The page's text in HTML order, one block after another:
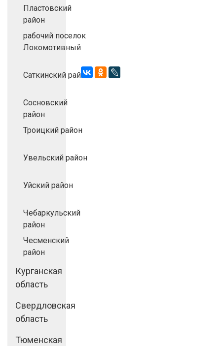
Пластовский
район
рабочий поселок
Локомотивный
Саткинский район
Сосновский
район
Троицкий район
Увельский район
Уйский район
Чебаркульский
район
Чесменский
район
Курганская
область
Свердловская
область
Тюменская